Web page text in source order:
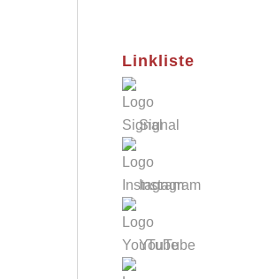
Linkliste
Signal
Instagram
YouTube